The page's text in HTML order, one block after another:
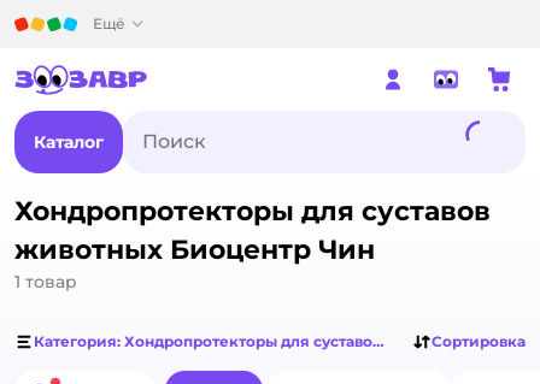
Ещё
Каталог
Хондропротекторы для суставов
животных Биоцентр Чин
1 товар
Категория: Хондропротекторы для суставов животныхСортировка